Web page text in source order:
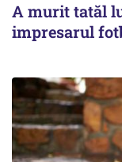
A murit tatăl
impresarul